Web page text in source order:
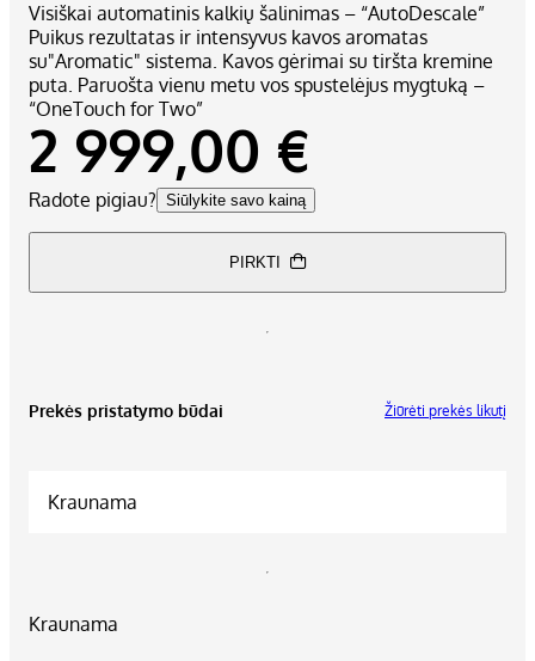
Visiškai automatinis kalkių šalinimas – “AutoDescale”
Puikus rezultatas ir intensyvus kavos aromatas
su"Aromatic" sistema. Kavos gėrimai su tiršta kremine
puta. Paruošta vienu metu vos spustelėjus mygtuką –
“OneTouch for Two”
2 999,00 €
Radote pigiau? Siūlykite savo kainą
PIRKTI
Prekės pristatymo būdai Žiūrėti prekės likutį
Kraunama
Kraunama